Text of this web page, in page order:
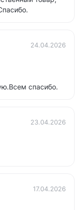
24.04.2026
спасибо.
23.04.2026
17.04.2026